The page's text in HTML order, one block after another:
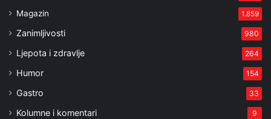
Magazin 1.859
Zanimljivosti 980
Ljepota i zdravlje 264
Humor 154
Gastro 33
Kolumne i komentari 9